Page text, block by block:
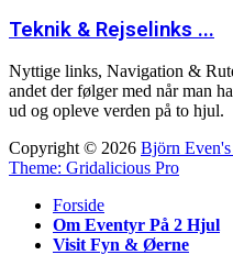
Teknik & Rejselinks ...
Nyttige links, Navigation &
andet der følger med når man
ud og opleve verden på to hjul.
Copyright © 2026 Björn
Theme: Gridalicious Pro
Forside
Om Eventyr På 2 Hjul
Visit Fyn & Øerne